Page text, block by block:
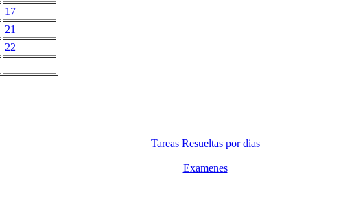
17
21
22
Tareas Resueltas por dias
Examenes